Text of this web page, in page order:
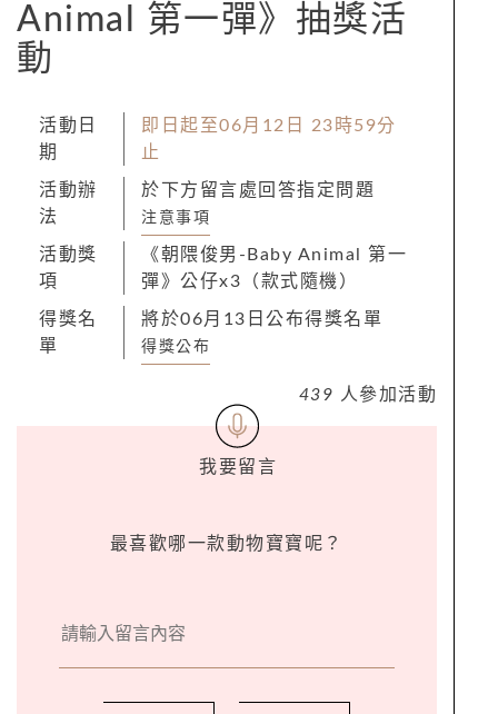
Animal 第一彈》抽獎活
動
活動日
期
即日起至06月12日 23時59分
止
活動辦
法
於下方留言處回答指定問題
注意事項
活動獎
項
《朝隈俊男-Baby Animal 第一
彈》公仔x3（款式隨機）
得獎名
單
將於06月13日公布得獎名單
得獎公布
439 人參加活動
我要留言
最喜歡哪一款動物寶寶呢？